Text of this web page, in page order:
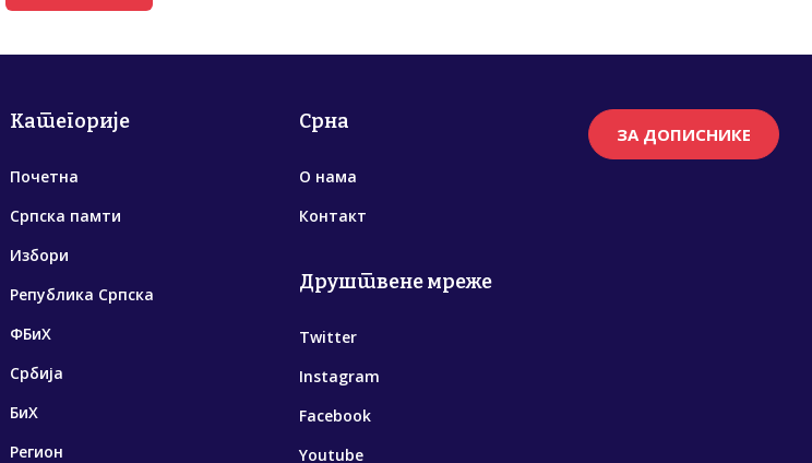
Категорије
Почетна
Српска памти
Избори
Република Српска
ФБиХ
Србија
БиХ
Регион
Срна
О нама
Контакт
Друштвене мреже
Twitter
Instagram
Facebook
Youtube
ЗА ДОПИСНИКЕ